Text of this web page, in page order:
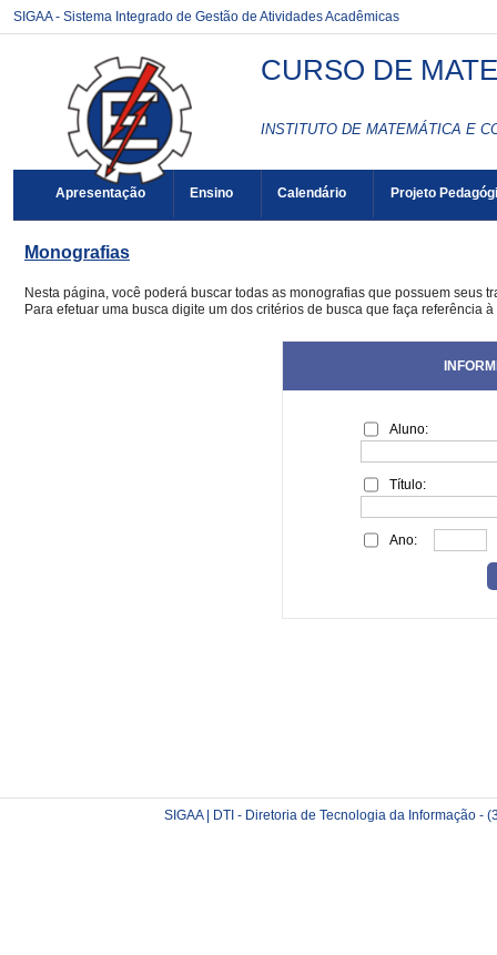
SIGAA - Sistema Integrado de Gestão de Atividades Acadêmicas
CURSO DE
INSTITUTO DE MATEMÁTICA E
Apresentação Ensino Calendário Projeto
Monografias
Nesta página, você poderá buscar todas as monografias que possuem seus
Para efetuar uma busca digite um dos critérios de busca que faça referência
Aluno:
Título:
Ano:
SIGAA | DTI - Diretoria de Tecnologia da Informação